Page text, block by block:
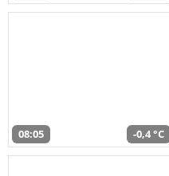
08:05 -0,4 °C